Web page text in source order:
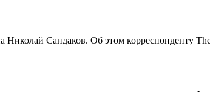
Сандаков. Об этом корреспонденту